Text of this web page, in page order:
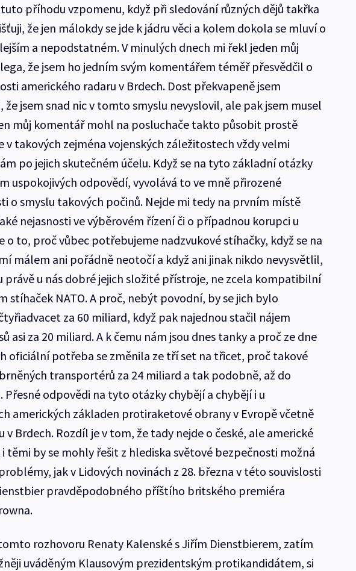
tuto příhodu vzpomenu, když při sledování různých dějů takřka
že jen málokdy se jde k jádru věci a kolem dokola se mluví o
a nepodstatném. V minulých dnech mi řekl jeden můj
že jsem ho jedním svým komentářem téměř přesvědčil o
amerického radaru v Brdech. Dost překvapeně jsem
že jsem snad nic v tomto smyslu nevyslovil, ale pak jsem musel
můj komentář mohl na posluchače takto působit prostě
v takových zejména vojenských záležitostech vždy velmi
po jejich skutečném účelu. Když se na tyto základní otázky
uspokojivých odpovědí, vyvolává to ve mně přirozené
o smyslu takových počinů. Nejde mi tedy na prvním místě
nejasnosti ve výběrovém řízení či o případnou korupci u
o to, proč vůbec potřebujeme nadzvukové stíhačky, když se na
málem ani pořádně neotočí a když ani jinak nikdo nevysvětlil,
právě u nás dobré jejich složité přístroje, ne zcela kompatibilní
stíhaček NATO. A proč, nebýt povodní, by se jich bylo
za 60 miliard, když pak najednou stačil nájem
asi za 20 miliard. A k čemu nám jsou dnes tanky a proč ze dne
oficiální potřeba se změnila ze tří set na třicet, proč takové
transportérů za 24 miliard a tak podobně, až do
Přesné odpovědi na tyto otázky chybějí a chybějí i u
amerických základen protiraketové obrany v Evropě včetně
v Brdech. Rozdíl je v tom, že tady nejde o české, ale americké
těmi by se mohly řešit z hlediska světové bezpečnosti možná
jak v Lidových novinách z 28. března v této souvislosti
pravděpodobného příštího britského premiéra
rozhovoru Renaty Kalenské s Jiřím Dienstbierem, zatím
uváděným Klausovým prezidentským protikandidátem, si